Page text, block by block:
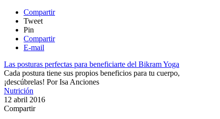
Compartir
Tweet
Pin
Compartir
E-mail
Las posturas perfectas para beneficiarte del Bikram Yoga
Cada postura tiene sus propios beneficios para tu cuerpo,
¡descúbrelas! PorIsa Anciones
Nutrición
12 abril 2016
Compartir